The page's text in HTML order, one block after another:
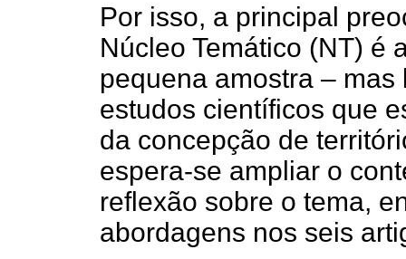
Por isso, a principal
Núcleo Temático (NT) é
pequena amostra –
estudos científicos que
da concepção de
espera-se ampliar o
reflexão sobre o tema,
abordagens nos seis